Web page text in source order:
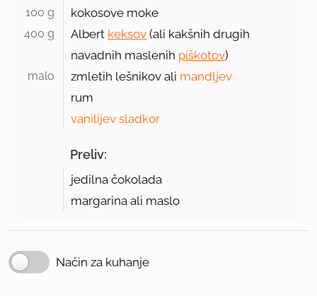
100 g kokosove moke
400 g Albert keksov (ali kakšnih drugih
navadnih maslenih piškotov)
malo zmletih lešnikov ali mandljev
rum
vanilijev sladkor
Preliv:
jedilna čokolada
margarina ali maslo
Način za kuhanje